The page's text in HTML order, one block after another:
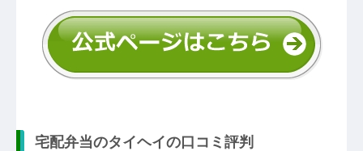
宅配弁当のタイヘイの口コミ評判